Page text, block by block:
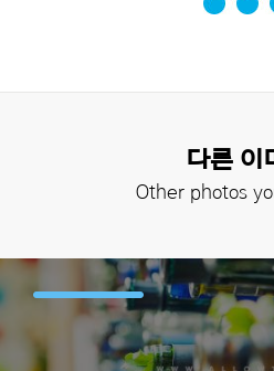
다른 이
Other photos